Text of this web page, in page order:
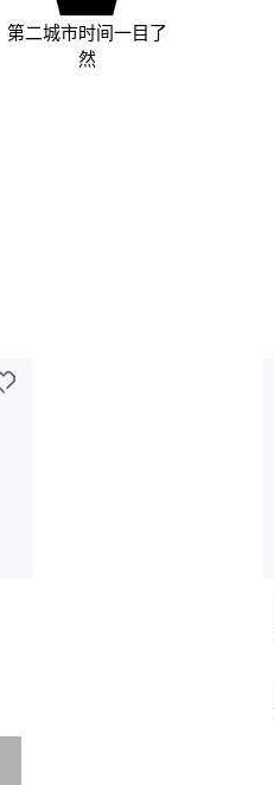
第二城市时间一目了
然